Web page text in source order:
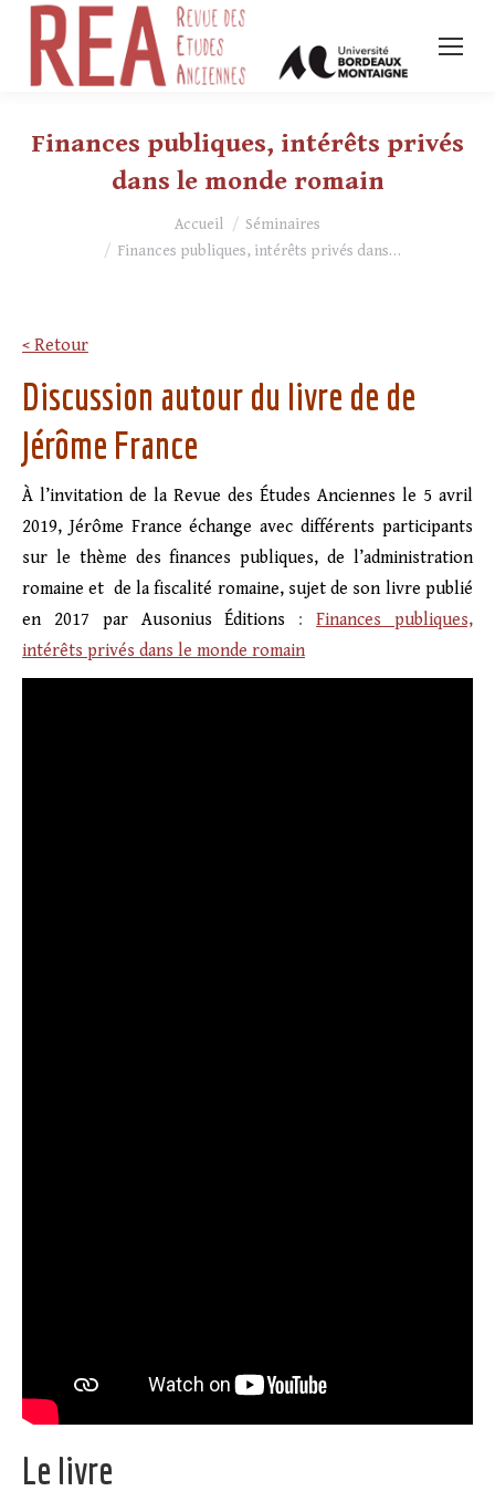
Finances publiques, intérêts privés
dans le monde romain
Accueil
Séminaires
Finances publiques, intérêts privés dans…
< Retour
Discussion autour du livre de de
Jérôme France
À l’invitation de la Revue des Études Anciennes le 5 avril
2019, Jérôme France échange avec différents participants
sur le thème des finances publiques, de l’administration
romaine et de la fiscalité romaine, sujet de son livre publié
en 2017 par Ausonius Éditions :Finances publiques,
intérêts privés dans le monde romain
Le livre